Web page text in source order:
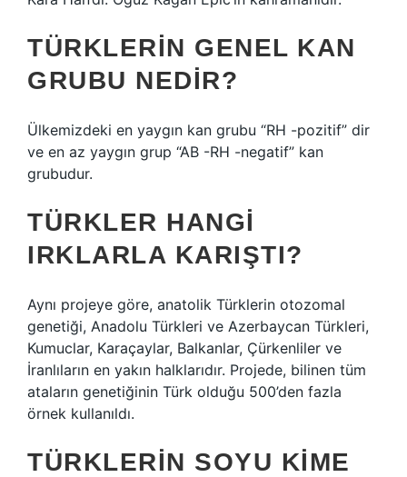
TÜRKLERIN GENEL KAN
GRUBU NEDIR?
Ülkemizdeki en yaygın kan grubu “RH -pozitif” dir
ve en az yaygın grup “AB -RH -negatif” kan
grubudur.
TÜRKLER HANGI
IRKLARLA KARIŞTI?
Aynı projeye göre, anatolik Türklerin otozomal
genetiği, Anadolu Türkleri ve Azerbaycan Türkleri,
Kumuclar, Karaçaylar, Balkanlar, Çürkenliler ve
İranlıların en yakın halklarıdır. Projede, bilinen tüm
ataların genetiğinin Türk olduğu 500’den fazla
örnek kullanıldı.
TÜRKLERIN SOYU KIME